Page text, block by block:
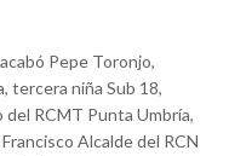
Pepe Toronjo,
tercera niña Sub 18,
RCMT Punta Umbría,
Alcalde del RCN